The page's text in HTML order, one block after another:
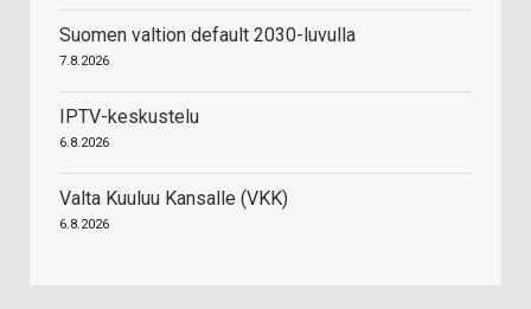
Suomen valtion default 2030-luvulla
7.8.2026
IPTV-keskustelu
6.8.2026
Valta Kuuluu Kansalle (VKK)
6.8.2026